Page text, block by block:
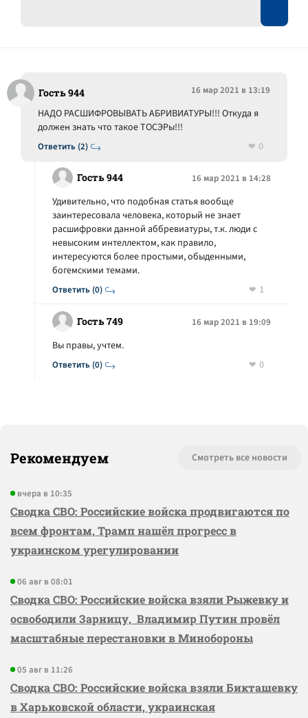
Гость 944 16 мар 2021 в 13:19
Ответить (2)
НАДО РАСШИФРОВЫВАТЬ АБРИВИАТУРЫ!!! Откуда я
должен знать что такое ТОСЭРы!!!
0
Гость 944 16 мар 2021 в 14:28
Ответить (0)
Удивительно, что подобная статья вообще
заинтересовала человека, который не знает
расшифровки данной аббревиатуры, т.к. люди с
невысоким интеллектом, как правило,
интересуются более простыми, обыденными,
богемскими темами.
1
Гость 749 16 мар 2021 в 19:09
Ответить (0)
Вы правы, учтем.
0
Рекомендуем Смотреть все новости
вчера в 10:35
Сводка СВО: Российские войска продвигаются по
всем фронтам, Трамп нашёл прогресс в
украинском урегулировании
06 авг в 08:01
Сводка СВО: Российские войска взяли Рыжевку и
освободили Зарницу, Владимир Путин провёл
масштабные перестановки в Минобороны
05 авг в 11:26
Сводка СВО: Российские войска взяли Бикташевку
в Харьковской области, украинская